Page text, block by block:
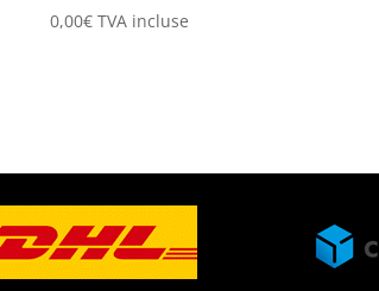
0,00€ TVA incluse